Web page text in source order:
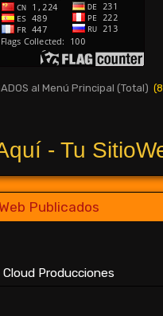
al Menú Principal (Total)
- Tu
Publicados
Producciones